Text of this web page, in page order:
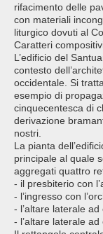
rifacimento delle
con materiali
liturgico dovuti al
Caratteri
L’edificio del
contesto
occidentale. Si
esempio di
cinquecentesca di
derivazione
nostri.
La pianta
principale al quale
aggregati quattro
- il presbiterio con
- l’ingresso con
- l’altare laterale ad
- l’altare laterale ad